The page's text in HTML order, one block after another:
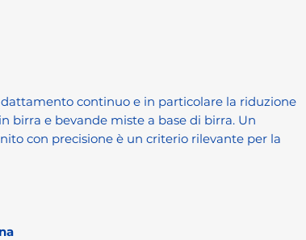
continuo e in particolare la riduzione
birra e bevande miste a base di birra. Un
con precisione è un criterio rilevante per la